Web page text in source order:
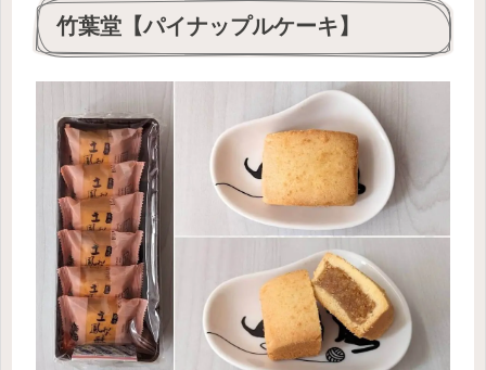
竹葉堂【パイナップルケーキ】